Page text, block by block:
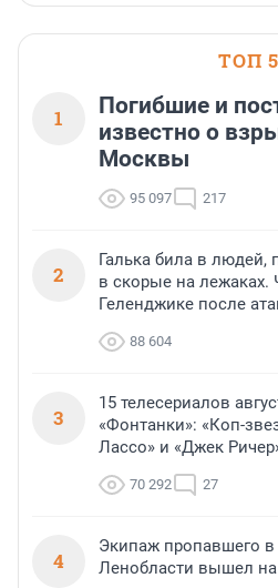
ТОП 5
1
Погибшие и
известно о
Москвы
95 097 217
2
Галька била в людей,
в скорые на лежаках.
Геленджике после
88 604
3
15 телесериалов
«Фонтанки»: «Коп-
Лассо» и «Джек
70 292 27
4
Экипаж пропавшего
Ленобласти вышел на